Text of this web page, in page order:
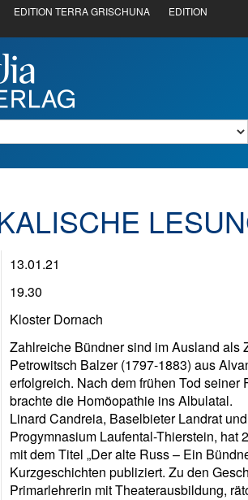
EDITION TERRA GRISCHUNA
EDITION
13.01.21
19.30
Kloster Dornach
Zahlreiche Bündner sind im Ausland als
Petrowitsch Balzer (1797-1883) aus
erfolgreich. Nach dem frühen Tod
brachte die Homöopathie ins Albulatal.
Linard Candreia, Baselbieter Landrat
Progymnasium Laufental-Thierstein, hat
mit dem Titel „Der alte Russ – Ein
Kurzgeschichten publiziert. Zu den
Primarlehrerin mit Theaterausbildung,